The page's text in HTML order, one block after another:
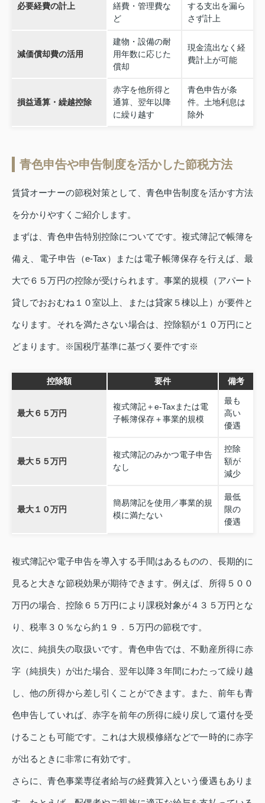
必要経費の計上
繕費・管理費な
ど
する支出を漏ら
さず計上
減価償却費の活用
建物・設備の耐
用年数に応じた
償却
現金流出なく経
費計上が可能
損益通算・繰越控除
赤字を他所得と
通算、翌年以降
に繰り越す
青色申告が条
件。土地利息は
除外
青色申告や申告制度を活かした節税方法
賃貸オーナーの節税対策として、青色申告制度を活かす方法
を分かりやすくご紹介します。
まずは、青色申告特別控除についてです。複式簿記で帳簿を
備え、電子申告（e-Tax）または電子帳簿保存を行えば、最
大で６５万円の控除が受けられます。事業的規模（アパート
貸しでおおむね１０室以上、または貸家５棟以上）が要件と
なります。それを満たさない場合は、控除額が１０万円にと
どまります。※国税庁基準に基づく要件です※
控除額 要件 備考
最大６５万円
複式簿記＋e‑Taxまたは電
子帳簿保存＋事業的規模
最も
高い
優遇
最大５５万円
複式簿記のみかつ電子申告
なし
控除
額が
減少
最大１０万円
簡易簿記を使用／事業的規
模に満たない
最低
限の
優遇
複式簿記や電子申告を導入する手間はあるものの、長期的に
見ると大きな節税効果が期待できます。例えば、所得５００
万円の場合、控除６５万円により課税対象が４３５万円とな
り、税率３０％なら約１９．５万円の節税です。
次に、純損失の取扱いです。青色申告では、不動産所得に赤
字（純損失）が出た場合、翌年以降３年間にわたって繰り越
し、他の所得から差し引くことができます。また、前年も青
色申告していれば、赤字を前年の所得に繰り戻して還付を受
けることも可能です。これは大規模修繕などで一時的に赤字
が出るときに非常に有効です。
さらに、青色事業専従者給与の経費算入という優遇もありま